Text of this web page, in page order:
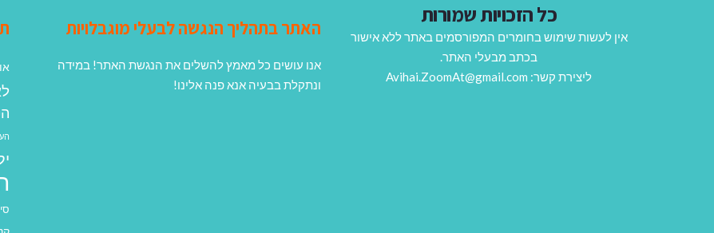
כל הזכויות שמורות
אין לעשות שימוש בחומרים המפורסמים באתר ללא אישור
בכתב מבעלי האתר.
ליצירת קשר: Avihai.ZoomAt@gmail.com
האתר בתהליך הנגשה לבעלי מוגבלויות
אנו עושים כל מאמץ להשלים את הנגשת האתר! במידה
ונתקלת בבעיה אנא פנה אלינו!